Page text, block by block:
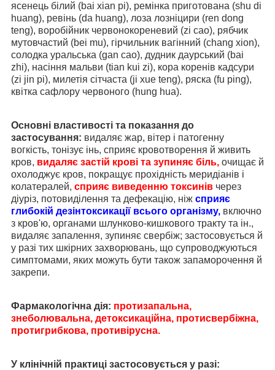
ясенець білий (bai xian pi), ремінка приготована (shu di
huang), ревінь (da huang), лоза лозніцири (ren dong
teng), воробійник червонокореневий (zi cao), рябчик
мутовчастий (bei mu), гірчильник вагінний (chang xion),
солодка уральська (gan cao), дудник даурський (bai
zhi), насіння мальви (tian kui zi), кора коренів кадсури
(zi jin pi), милетія сітчаста (ji xue teng), ряска (fu ping),
квітка сафлору червоного (hung hua).
Основні властивості та показання до
застосування: видаляє жар, вітер і патогенну
вогкість, тонізує інь, сприяє кровотворення й живить
кров, видаляє застій крові та зупиняє біль, очищає й
охолоджує кров, покращує прохідність меридіанів і
колатералей, сприяє виведенню токсинів через
діуріз, потовиділення та дефекацію, ніж сприяє
глибокій дезінтоксикації всього організму, включно
з кров'ю, органами шлунково-кишкового тракту та ін.,
видаляє запалення, зупиняє свербіж; застосовується й
у разі тих шкірних захворювань, що супроводжуються
симптомами, яких можуть бути також запаморочення й
закрепи.
Фармакологічна дія: протизапальна,
знеболювальна, детоксикаційна, протисвербіжна,
протигрибкова, противірусна.
У клінічній практиці застосовується у разі: